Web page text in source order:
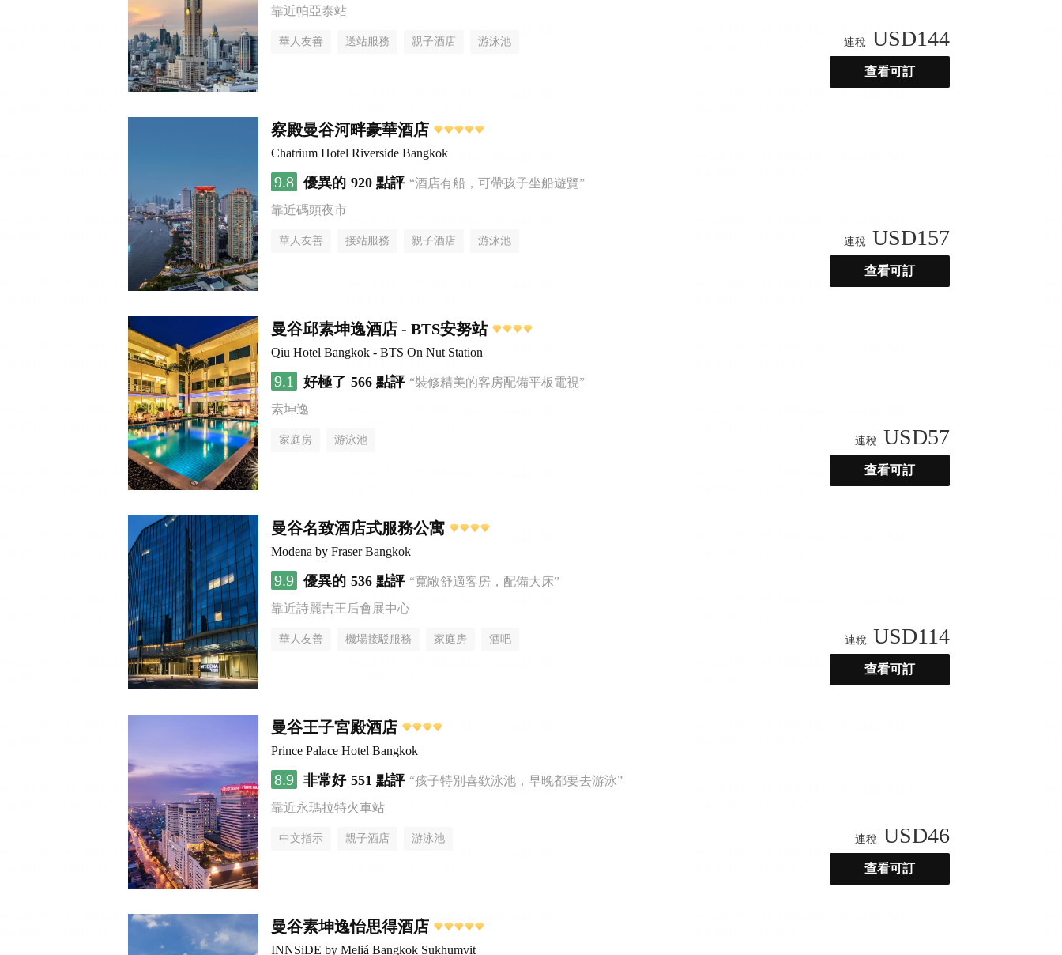
靠近帕亞泰站
華人友善 送站服務 親子酒店 游泳池 連稅 USD144
查看可訂
察殿曼谷河畔豪華酒店
Chatrium Hotel Riverside Bangkok
9.8 優異的 920 點評 “酒店有船，可帶孩子坐船遊覽”
靠近碼頭夜市
華人友善 接站服務 親子酒店 游泳池 連稅 USD157
查看可訂
曼谷邱素坤逸酒店 - BTS安努站
Qiu Hotel Bangkok - BTS On Nut Station
9.1 好極了 566 點評 “裝修精美的客房配備平板電視”
素坤逸
家庭房 游泳池 連稅 USD57
查看可訂
曼谷名致酒店式服務公寓
Modena by Fraser Bangkok
9.9 優異的 536 點評 “寬敞舒適客房，配備大床”
靠近詩麗吉王后會展中心
華人友善 機場接駁服務 家庭房 酒吧 連稅 USD114
查看可訂
曼谷王子宮殿酒店
Prince Palace Hotel Bangkok
8.9 非常好 551 點評 “孩子特別喜歡泳池，早晚都要去游泳”
靠近永瑪拉特火車站
中文指示 親子酒店 游泳池 連稅 USD46
查看可訂
曼谷素坤逸怡思得酒店
INNSiDE by Meliá Bangkok Sukhumvit